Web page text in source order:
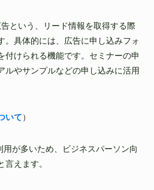
という、リード情報を取得する際
。具体的には、広告に申し込みフォ
付けられる機能です。セミナーの申
ルやサンプルなどの申し込みに活用
いて）
が多いため、ビジネスパーソン向
えます。